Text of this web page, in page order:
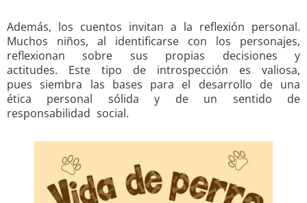
Además, los cuentos invitan a la reflexión personal.
Muchos niños, al identificarse con los personajes,
reflexionan sobre sus propias decisiones y
actitudes. Este tipo de introspección es valiosa,
pues siembra las bases para el desarrollo de una
ética personal sólida y de un sentido de
responsabilidad social.